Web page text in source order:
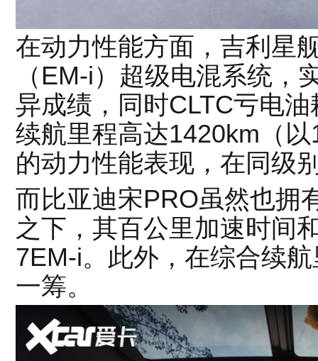
在动力性能方面，吉利星
（EM-i）超级电混系统，
异成绩，同时CLTC亏电
续航里程高达1420km（
的动力性能表现，在同级
而比亚迪宋PRO虽然也拥
之下，其百公里加速时间
7EM-i。此外，在综合续
一筹。